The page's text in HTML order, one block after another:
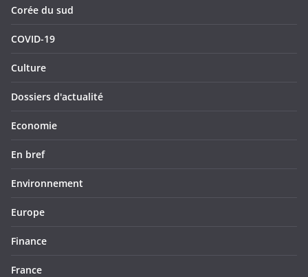
Corée du sud
COVID-19
Culture
Dossiers d'actualité
Economie
En bref
Environnement
Europe
Finance
France